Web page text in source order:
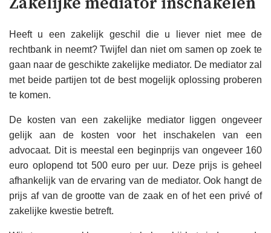
Heeft u een zakelijk geschil die u liever niet mee de
rechtbank in neemt? Twijfel dan niet om samen op zoek te
gaan naar de geschikte zakelijke mediator. De mediator zal
met beide partijen tot de best mogelijk oplossing proberen
te komen.
De kosten van een zakelijke mediator liggen ongeveer
gelijk aan de kosten voor het inschakelen van een
advocaat. Dit is meestal een beginprijs van ongeveer 160
euro oplopend tot 500 euro per uur. Deze prijs is geheel
afhankelijk van de ervaring van de mediator. Ook hangt de
prijs af van de grootte van de zaak en of het een privé of
zakelijke kwestie betreft.